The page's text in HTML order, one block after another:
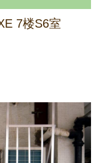
7楼S6室